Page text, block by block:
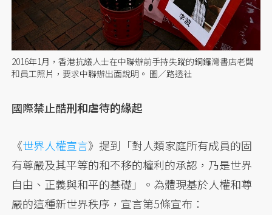
2016年1月，香港抗議人士在中聯辦前手持失蹤的銅鑼灣書店老闆
和員工照片，要求中聯辦出面說明。 圖／路透社
國際禁止酷刑和虐待的緣起
《世界人權宣言》提到「對人類家庭所有成員的固
有尊嚴及其平等的和不移的權利的承認，乃是世界
自由、正義與和平的基礎」。為體現基於人權和尊
嚴的這種新世界秩序，宣言第5條宣布：